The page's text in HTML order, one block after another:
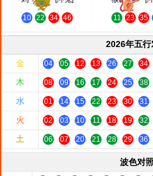
10 22 34 46 11 23 35
2026年五行
金
04 05 12 13 26 27 34
木 08 09 16 17 24 25 38
水 01 14 15 22 23 30 31
火 02 03 10 11 18 19 32
土 06 07 20 21 28 29 36
波色对照